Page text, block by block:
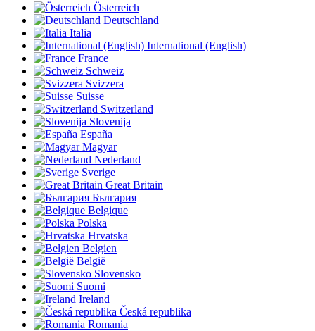
Österreich
Deutschland
Italia
International (English)
France
Schweiz
Svizzera
Suisse
Switzerland
Slovenija
España
Magyar
Nederland
Sverige
Great Britain
България
Belgique
Polska
Hrvatska
Belgien
België
Slovensko
Suomi
Ireland
Česká republika
Romania